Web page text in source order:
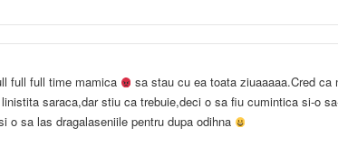
full full time mamica
sa stau cu ea toata ziuaaaaa.Cred ca
saraca,dar stiu ca trebuie,deci o sa fiu cumintica si-o
o sa las dragalaseniile pentru dupa odihna